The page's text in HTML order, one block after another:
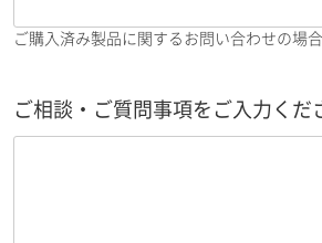
ご購入済み製品に関するお問い合わせの場
ご相談・ご質問事項をご入力くだ